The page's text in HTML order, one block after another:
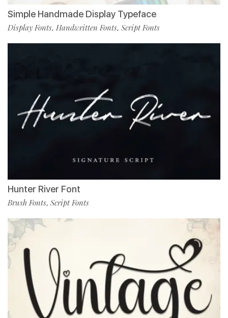
Simple Handmade Display Typeface
Display Fonts, Handwritten Fonts, Script Fonts
Hunter River Font
Brush Fonts, Script Fonts